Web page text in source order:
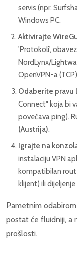
servis (npr.
Windows PC.
Aktivirajte
'Protokoli',
NordLynx/
OpenVPN-a
Odaberite pravu
Connect" koja bi
povećava ping).
(Austrija).
Igrajte na
instalaciju VPN
kompatibilan
klijent) ili
Pametnim
postat će fluidniji, a
prošlosti.